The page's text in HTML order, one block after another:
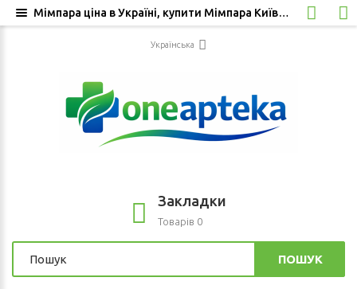
Українська
Закладки
Товарів 0
ПОШУК
Мімпара ціна в Україні, купити Мімпара Київ, вартість Мімпара, доставка з Європи Мімпара